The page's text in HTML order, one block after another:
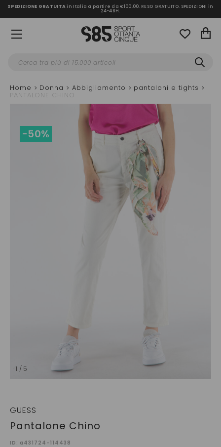
SPEDIZIONE GRATUITAin Italia a partire da €100,00. RESO GRATUITO. SPEDIZIONI in
24-48H.
Home Donna Abbigliamento pantaloni e tights
PANTALONE CHINO
1 / 5
-50%
GUESS
Pantalone Chino
ID: a431724-114438